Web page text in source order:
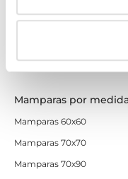
Mamparas de perfilería
Mamparas por
Mamparas 60x60
Mamparas 70x70
Mamparas 70x90